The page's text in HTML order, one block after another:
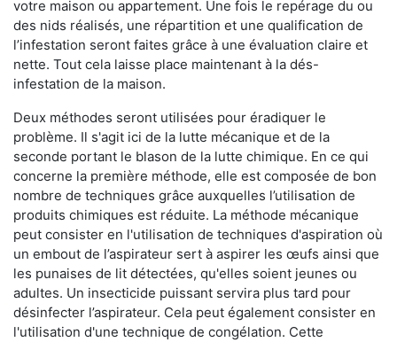
votre maison ou appartement. Une fois le repérage du ou
des nids réalisés, une répartition et une qualification de
l’infestation seront faites grâce à une évaluation claire et
nette. Tout cela laisse place maintenant à la dés-
infestation de la maison.
Deux méthodes seront utilisées pour éradiquer le
problème. Il s'agit ici de la lutte mécanique et de la
seconde portant le blason de la lutte chimique. En ce qui
concerne la première méthode, elle est composée de bon
nombre de techniques grâce auxquelles l’utilisation de
produits chimiques est réduite. La méthode mécanique
peut consister en l'utilisation de techniques d'aspiration où
un embout de l’aspirateur sert à aspirer les œufs ainsi que
les punaises de lit détectées, qu'elles soient jeunes ou
adultes. Un insecticide puissant servira plus tard pour
désinfecter l’aspirateur. Cela peut également consister en
l'utilisation d'une technique de congélation. Cette